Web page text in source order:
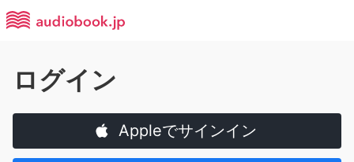
ログイン
Appleでサインイン